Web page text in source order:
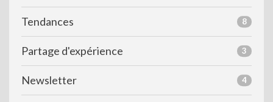
Tendances 8
Partage d'expérience 3
Newsletter 4